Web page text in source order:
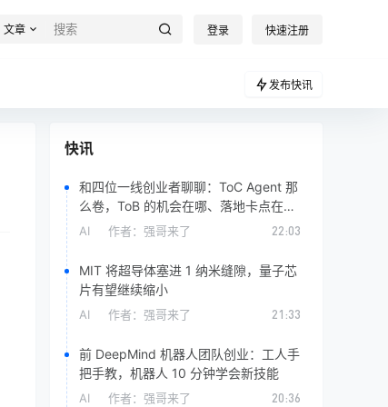
文章 登录 快速注册
发布快讯
快讯
和四位一线创业者聊聊：ToC Agent 那
么卷，ToB 的机会在哪、落地卡点在
哪？
AI 作者： 强哥来了 22:03
MIT 将超导体塞进 1 纳米缝隙，量子芯
片有望继续缩小
AI 作者： 强哥来了 21:33
前 DeepMind 机器人团队创业：工人手
把手教，机器人 10 分钟学会新技能
AI 作者： 强哥来了 20:36